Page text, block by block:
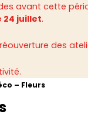
avant cette
24 juillet.
des
– Fleurs